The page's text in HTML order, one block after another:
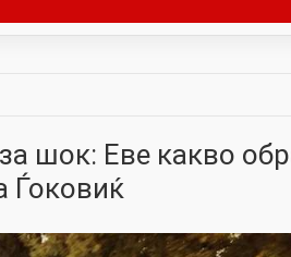
шок: Еве какво
Ѓоковиќ